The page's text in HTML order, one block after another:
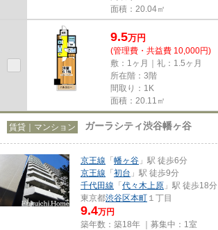
面積：20.04㎡
9.5万円
(管理費・共益費 10,000円)
敷：1ヶ月｜礼：1.5ヶ月
所在階：3階
間取り：1K
面積：20.11㎡
賃貸｜マンション ガーラシティ渋谷幡ヶ谷
京王線 「幡ヶ谷 」駅 徒歩6分
京王線 「初台 」駅 徒歩9分
千代田線 「代々木上原 」駅 徒歩18分
東京都渋谷区本町 １丁目
9.4万円
築年数：築18年 ｜募集中： 1室